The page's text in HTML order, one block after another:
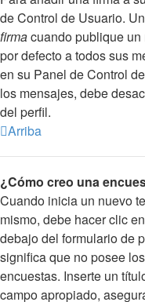
de Control de Usuario.
firmacuando publique
por defecto a todos sus
en su Panel de Control
los mensajes, debe
del perfil.
Arriba
¿Cómo creo una
Cuando inicia un nuevo
mismo, debe hacer clic
debajo del formulario de
significa que no posee
encuestas. Inserte un
campo apropiado,